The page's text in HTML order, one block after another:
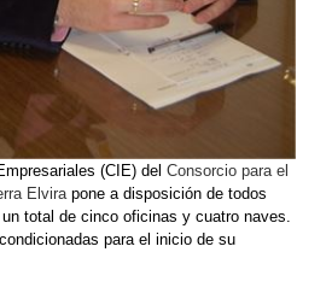
(CIE) del Consorcio para el
Elvira pone a disposición de todos
total de cinco oficinas y cuatro naves.
para el inicio de su